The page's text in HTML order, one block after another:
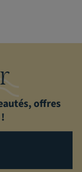
offres